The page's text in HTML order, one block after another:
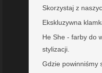
Skorzystaj z
Ekskluzywna
He She - farby do
stylizacji.
Gdzie powinniśmy